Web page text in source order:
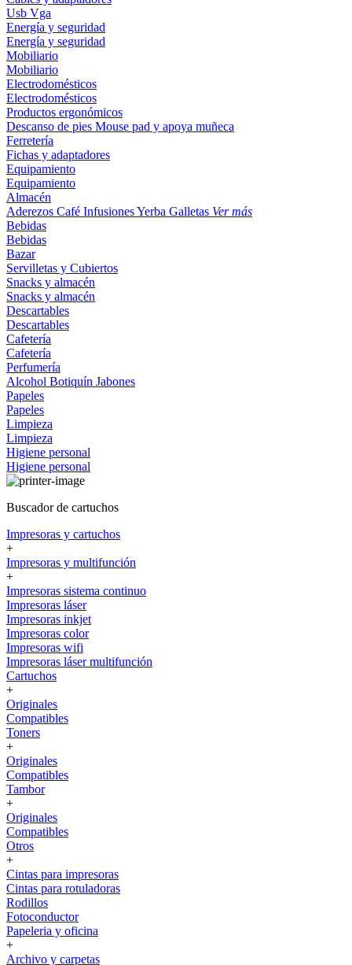
Usb Vga
Energía y seguridad
Energía y seguridad
Mobiliario
Mobiliario
Electrodomésticos
Electrodomésticos
Productos ergonómicos
Descanso de pies Mouse pad y apoya muñeca
Ferretería
Fichas y adaptadores
Equipamiento
Equipamiento
Almacén
Aderezos Café InfusionesYerba Galletas Ver más
Bebidas
Bebidas
Bazar
Servilletas y Cubiertos
Snacks y almacén
Snacks y almacén
Descartables
Descartables
Cafetería
Cafetería
Perfumería
Alcohol Botiquín Jabones
Papeles
Papeles
Limpieza
Limpieza
Higiene personal
Higiene personal
Buscador de cartuchos
Impresoras y cartuchos
+
Impresoras y multifunción
+
Impresoras sistema continuo
Impresoras láser
Impresoras inkjet
Impresoras color
Impresoras wifi
Impresoras láser multifunción
Cartuchos
+
Originales
Compatibles
Toners
+
Originales
Compatibles
Tambor
+
Originales
Compatibles
Otros
+
Cintas para impresoras
Cintas para rotuladoras
Rodillos
Fotoconductor
Papeleria y oficina
+
Archivo y carpetas